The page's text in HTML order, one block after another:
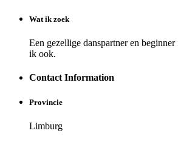
Wat ik zoek
Een gezellige danspartner en
ik ook.
Contact Information
Provincie
Limburg